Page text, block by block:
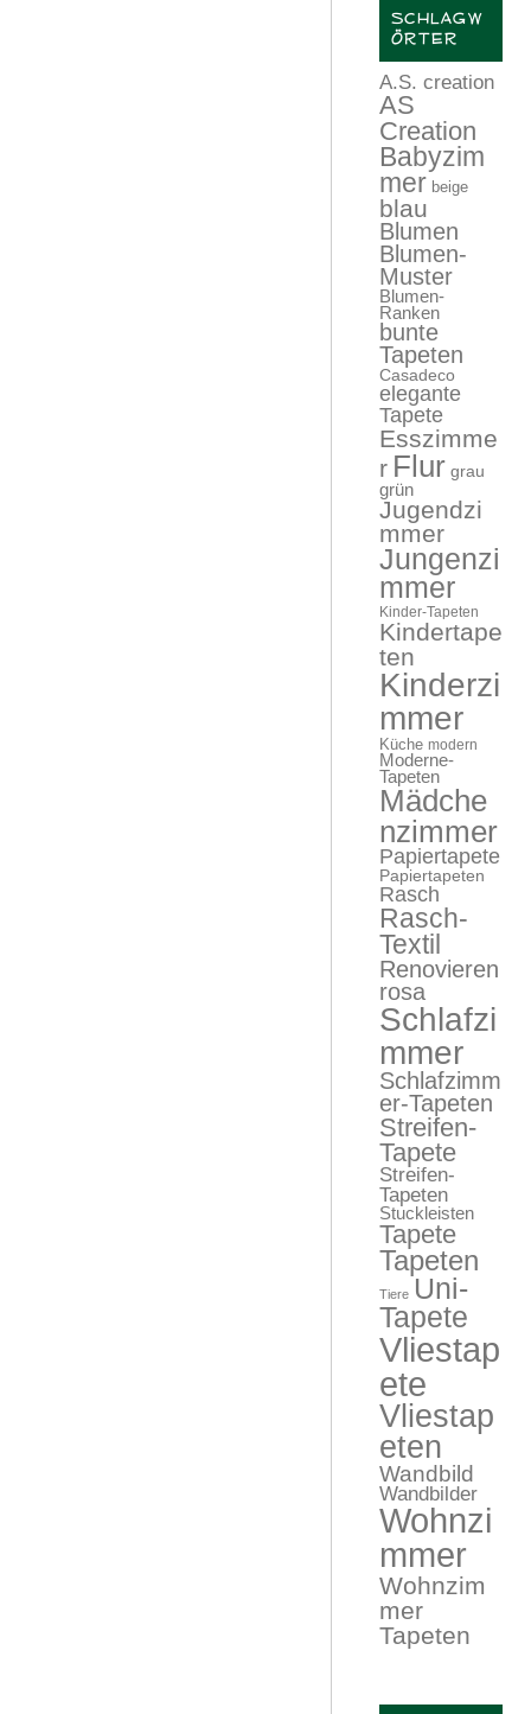
SCHLAGW
ÖRTER
A.S. creation
AS
Creation
Babyzim
mer beige
blau
Blumen
Blumen-
Muster
Blumen-
Ranken
bunte
Tapeten
Casadeco
elegante
Tapete
Esszimme
r Flur grau
grün
Jugendzi
mmer
Jungenzi
mmer
Kinder-Tapeten
Kindertape
ten
Kinderzi
mmer
Küche modern
Moderne-
Tapeten
Mädche
nzimmer
Papiertapete
Papiertapeten
Rasch
Rasch-
Textil
Renovieren
rosa
Schlafzi
mmer
Schlafzimm
er-Tapeten
Streifen-
Tapete
Streifen-
Tapeten
Stuckleisten
Tapete
Tapeten
Tiere Uni-
Tapete
Vliestap
ete
Vliestap
eten
Wandbild
Wandbilder
Wohnzi
mmer
Wohnzim
mer
Tapeten